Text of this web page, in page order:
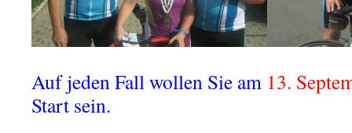
Auf jeden Fall wollen Sie am 13.
Start sein.